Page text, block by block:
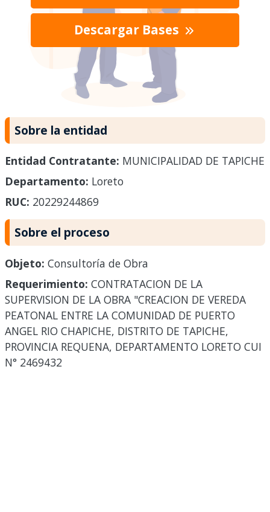
Descargar Bases
Sobre la entidad
Entidad Contratante: MUNICIPALIDAD DE TAPICHE
Departamento: Loreto
RUC: 20229244869
Sobre el proceso
Objeto: Consultoría de Obra
Requerimiento: CONTRATACION DE LA
SUPERVISION DE LA OBRA "CREACION DE VEREDA
PEATONAL ENTRE LA COMUNIDAD DE PUERTO
ANGEL RIO CHAPICHE, DISTRITO DE TAPICHE,
PROVINCIA REQUENA, DEPARTAMENTO LORETO CUI
N° 2469432